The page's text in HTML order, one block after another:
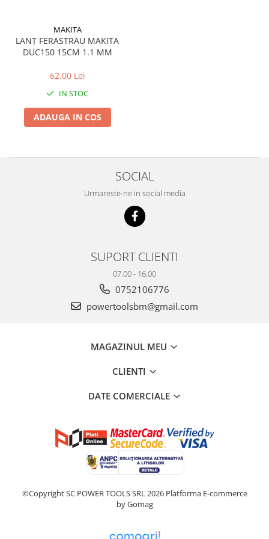
Încărcătoare
Polizoare de Banc
Polizoare Unghiulare
Suflante cu Aer Cald
Șlefuitoare
MAKITA
LANȚ FERASTRAU MAKITA
DUC150 15CM 1.1 MM
62,00 Lei
IN STOC
ADAUGA IN COS
SOCIAL
Urmareste-ne in social media
SUPORT CLIENTI
07.00 - 16.00
0752106776
powertoolsbm@gmail.com
MAGAZINUL MEU
CLIENTI
DATE COMERCIALE
©Copyright SC POWER TOOLS SRL 2026 Platforma E-commerce
by Gomag